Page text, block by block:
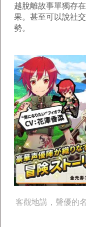
越脫離故事單獨存
果。甚至可以說社
勢。
客觀地講，聲優的